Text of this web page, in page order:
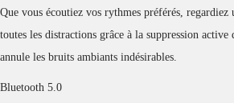
Que vous écoutiez vos rythmes préférés,
toutes les distractions grâce à la suppression
annule les bruits ambiants indésirables.
Bluetooth 5.0